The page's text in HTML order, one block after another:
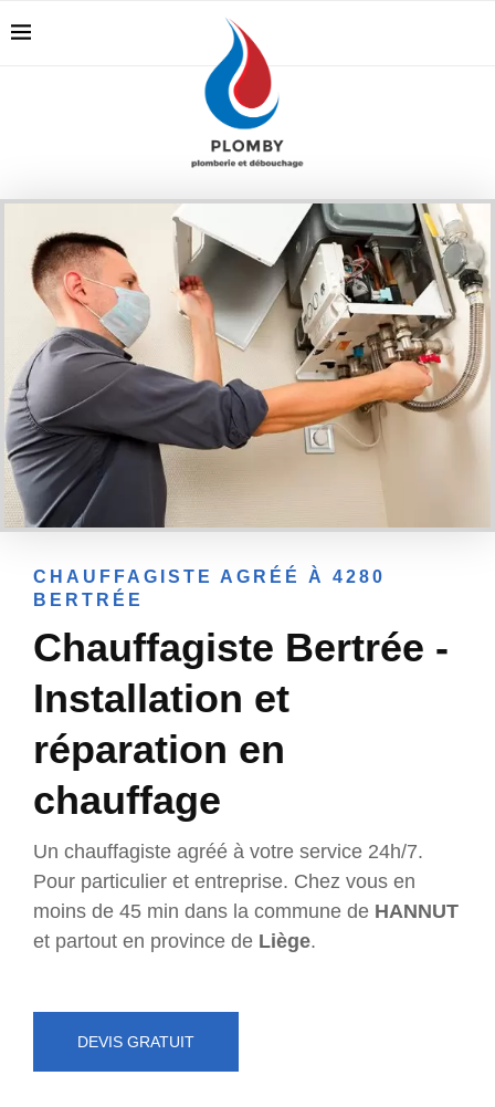
CHAUFFAGISTE AGRÉÉ À 4280
BERTRÉE
Chauffagiste Bertrée -
Installation et
réparation en
chauffage
Un chauffagiste agréé à votre service 24h/7.
Pour particulier et entreprise. Chez vous en
moins de 45 min dans la commune de HANNUT
et partout en province de Liège.
DEVIS GRATUIT